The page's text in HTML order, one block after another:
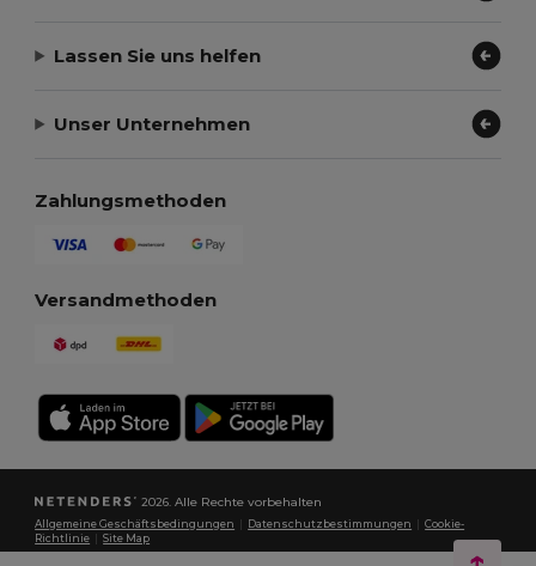
Lassen Sie uns helfen
Unser Unternehmen
Zahlungsmethoden
Versandmethoden
2026. Alle Rechte vorbehalten
Allgemeine Geschäftsbedingungen Datenschutzbestimmungen |Cookie-
Richtlinie |Site Map